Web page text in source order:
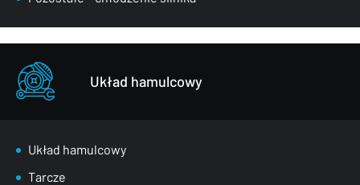
Układ hamulcowy
Układ hamulcowy
Tarcze